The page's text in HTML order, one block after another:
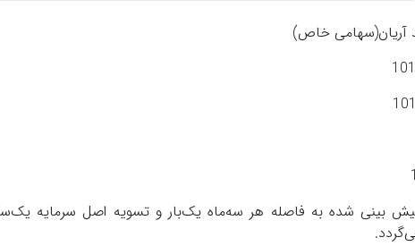
آریان(سهامی خاص)
بینی شده به فاصله هر سه‌ماه یک‌بار و تسویه اصل سرمایه